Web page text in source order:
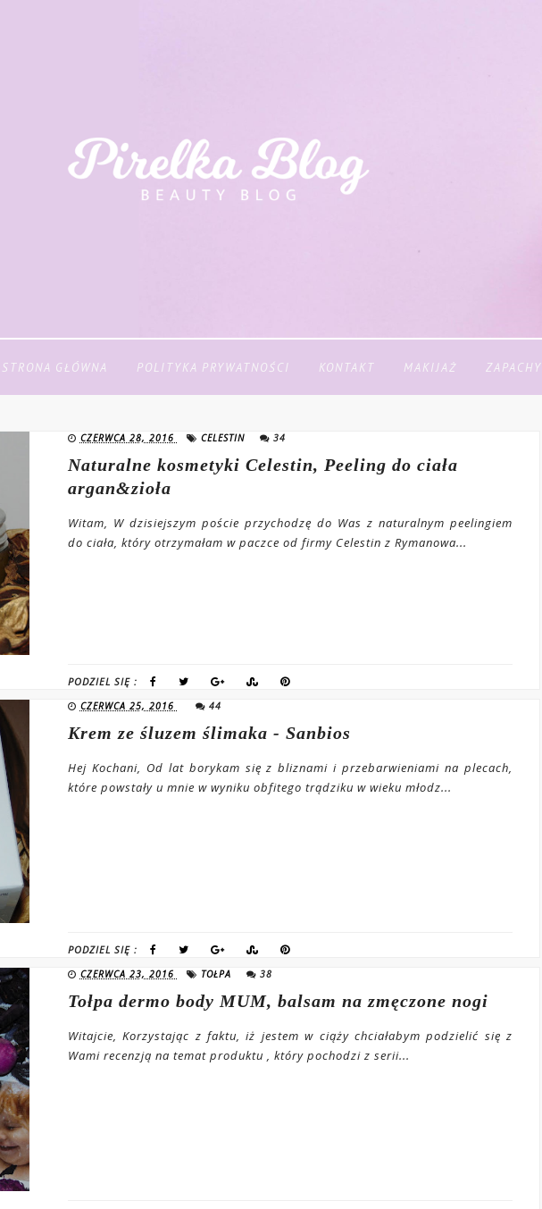
STRONA GŁÓWNA POLITYKA PRYWATNOŚCI KONTAKT MAKIJAŻ ZAPACHY
CZERWCA 28, 2016 CELESTIN 34
Naturalne kosmetyki Celestin, Peeling do ciała
argan&zioła
Witam, W dzisiejszym poście przychodzę do Was z naturalnym peelingiem
do ciała, który otrzymałam w paczce od firmy Celestin z Rymanowa...
PODZIEL SIĘ :
CZERWCA 25, 2016 44
Krem ze śluzem ślimaka - Sanbios
Hej Kochani, Od lat borykam się z bliznami i przebarwieniami na plecach,
które powstały u mnie w wyniku obfitego trądziku w wieku młodz...
PODZIEL SIĘ :
CZERWCA 23, 2016 TOŁPA 38
Tołpa dermo body MUM, balsam na zmęczone nogi
Witajcie, Korzystając z faktu, iż jestem w ciąży chciałabym podzielić się z
Wami recenzją na temat produktu , który pochodzi z serii...